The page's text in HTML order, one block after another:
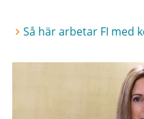
Så här arbetar FI med